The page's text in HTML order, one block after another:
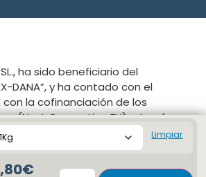
Limpiar
€
SL., ha sido beneficiario del
DANA”, y ha contado con el
con la cofinanciación de los
(Next Generation EU) a través
Transformación y
su componente 32.